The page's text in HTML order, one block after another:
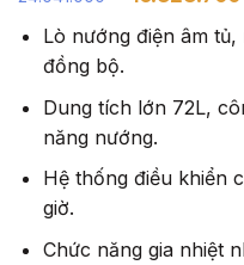
gốc
là:
Lò nướng điện âm
đồng bộ.
Dung tích lớn 72L,
năng nướng.
Hệ thống điều khiển
giờ.
Chức năng gia nhiệt